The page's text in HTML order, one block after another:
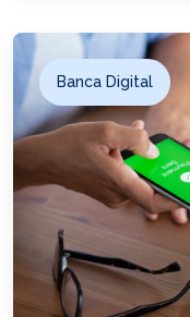
Banca Digital